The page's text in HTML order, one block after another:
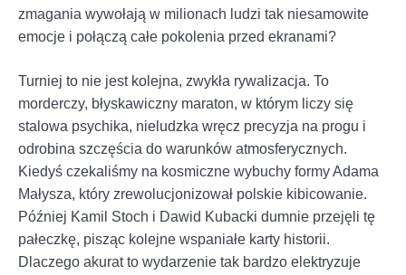
zmagania wywołają w milionach ludzi tak niesamowite
emocje i połączą całe pokolenia przed ekranami?
Turniej to nie jest kolejna, zwykła rywalizacja. To
morderczy, błyskawiczny maraton, w którym liczy się
stalowa psychika, nieludzka wręcz precyzja na progu i
odrobina szczęścia do warunków atmosferycznych.
Kiedyś czekaliśmy na kosmiczne wybuchy formy Adama
Małysza, który zrewolucjonizował polskie kibicowanie.
Później Kamil Stoch i Dawid Kubacki dumnie przejęli tę
pałeczkę, pisząc kolejne wspaniałe karty historii.
Dlaczego akurat to wydarzenie tak bardzo elektryzuje